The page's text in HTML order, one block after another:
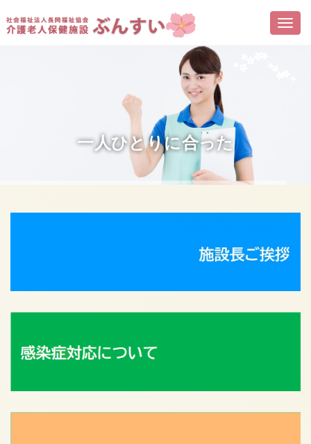
医療と介護とリハビリを提供